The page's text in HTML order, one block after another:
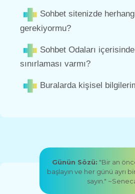
Sohbet sitenizde
gerekiyormu?
Sohbet Odaları
sınırlaması varmı?
Buralarda kişisel
Günün Sözü: "Bir an
başlayın ve her günü ayrı
sayın."